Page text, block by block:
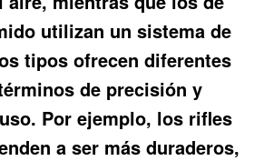
utilizan un sistema de
tipos ofrecen diferentes
de precisión y
Por ejemplo, los rifles
a ser más duraderos,